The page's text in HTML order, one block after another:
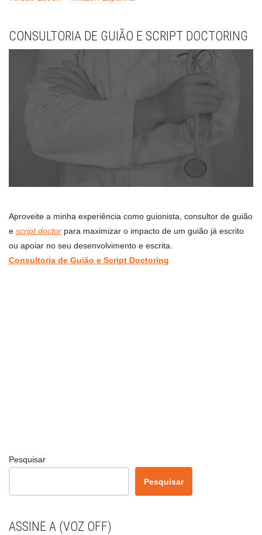
CONSULTORIA DE GUIÃO E SCRIPT DOCTORING
Aproveite a minha experiência como guionista, consultor de guião
e script doctor para maximizar o impacto de um guião já escrito
ou apoiar no seu desenvolvimento e escrita.
Consultoria de Guião e Script Doctoring
Pesquisar
Pesquisar
ASSINE A (VOZ OFF)